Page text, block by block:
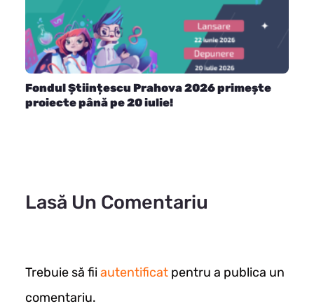
Fondul Științescu Prahova 2026 primește
proiecte până pe 20 iulie!
Lasă Un Comentariu
Trebuie să fiiautentificat pentru a publica un
comentariu.